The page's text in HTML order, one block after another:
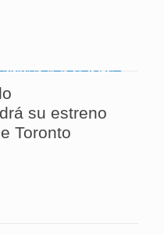
su estreno
Toronto